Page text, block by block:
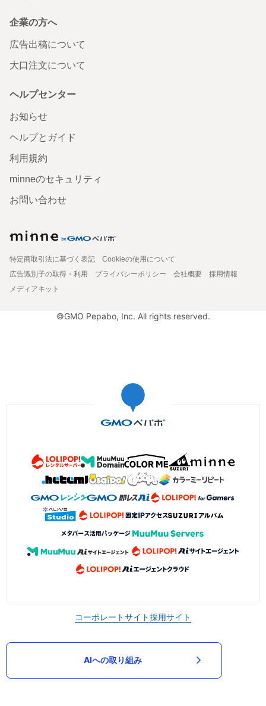
企業の方へ
広告出稿について
大口注文について
ヘルプセンター
お知らせ
ヘルプとガイド
利用規約
minneのセキュリティ
お問い合わせ
特定商取引法に基づく表記
Cookieの使用について
広告識別子の取得・利用
プライバシーポリシー 会社概要
採用情報
メディアキット
©GMO Pepabo, Inc. All rights reserved.
コーポレートサイト採用サイト
AIへの取り組み